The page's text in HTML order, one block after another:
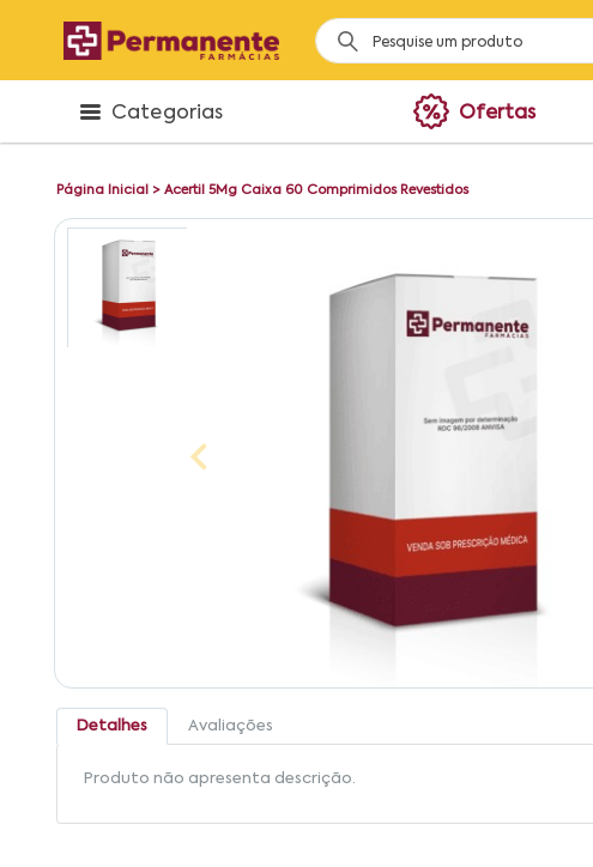
Categorias Ofertas
Página Inicial > Acertil 5Mg Caixa 60 Comprimidos Revestidos
Detalhes Avaliações
Produto não apresenta descrição.